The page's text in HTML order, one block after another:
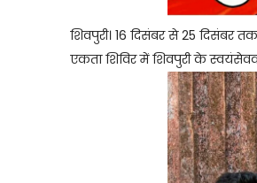
शिवपुरी। 16 दिसंबर से 25‌ दिसंबर
एकता शिविर में शिवपुरी के